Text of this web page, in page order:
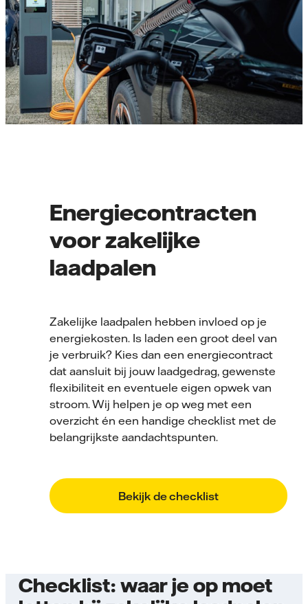
Energiecontracten
voor zakelijke
laadpalen
Zakelijke laadpalen hebben invloed op je
energiekosten. Is laden een groot deel van
je verbruik? Kies dan een energiecontract
dat aansluit bij jouw laadgedrag, gewenste
flexibiliteit en eventuele eigen opwek van
stroom. Wij helpen je op weg met een
overzicht én een handige checklist met de
belangrijkste aandachtspunten.
Bekijk de checklist
Checklist: waar je op moet